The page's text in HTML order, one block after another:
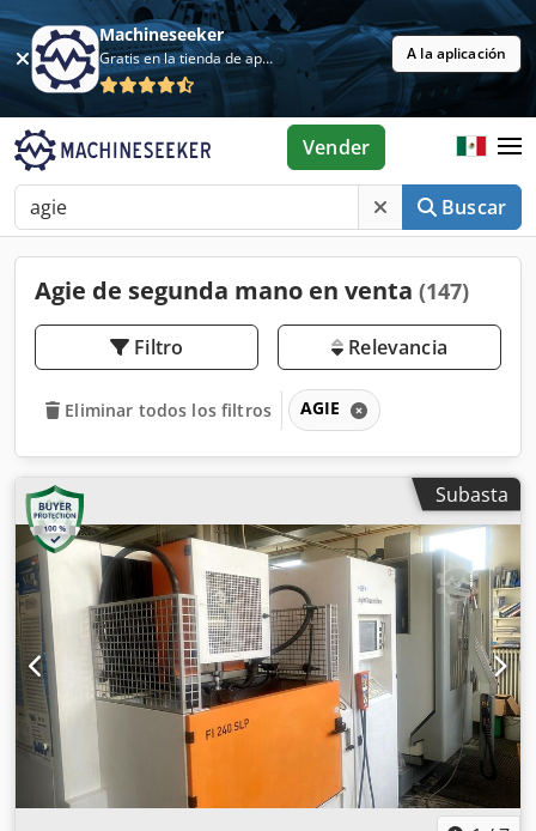
Machineseeker
Gratis en la tienda de aplicaciones A la aplicación
Buscar
Vender
Agie de segunda mano en venta (147)
Filtro Relevancia
Eliminar todos los filtros AGIE
Subasta